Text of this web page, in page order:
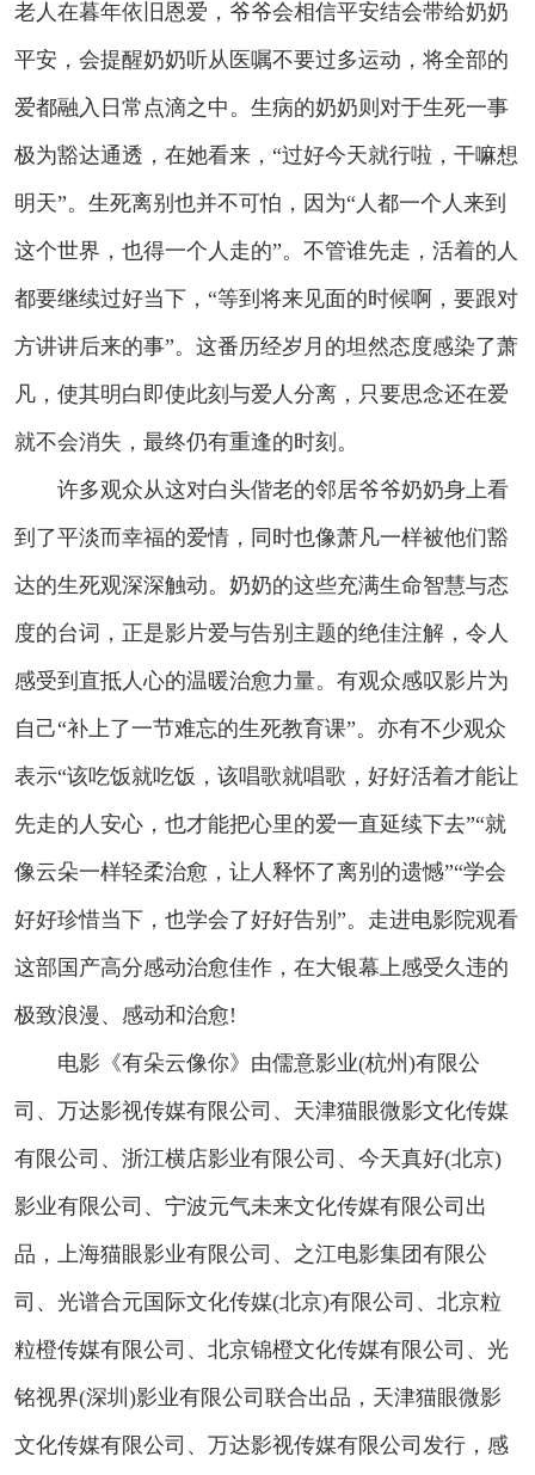
老人在暮年依旧恩爱，爷爷会相信平安结会带给奶奶
平安，会提醒奶奶听从医嘱不要过多运动，将全部的
爱都融入日常点滴之中。生病的奶奶则对于生死一事
极为豁达通透，在她看来，“过好今天就行啦，干嘛想
明天”。生死离别也并不可怕，因为“人都一个人来到
这个世界，也得一个人走的”。不管谁先走，活着的人
都要继续过好当下，“等到将来见面的时候啊，要跟对
方讲讲后来的事”。这番历经岁月的坦然态度感染了萧
凡，使其明白即使此刻与爱人分离，只要思念还在爱
就不会消失，最终仍有重逢的时刻。
许多观众从这对白头偕老的邻居爷爷奶奶身上看
到了平淡而幸福的爱情，同时也像萧凡一样被他们豁
达的生死观深深触动。奶奶的这些充满生命智慧与态
度的台词，正是影片爱与告别主题的绝佳注解，令人
感受到直抵人心的温暖治愈力量。有观众感叹影片为
自己“补上了一节难忘的生死教育课”。亦有不少观众
表示“该吃饭就吃饭，该唱歌就唱歌，好好活着才能让
先走的人安心，也才能把心里的爱一直延续下去”“就
像云朵一样轻柔治愈，让人释怀了离别的遗憾”“学会
好好珍惜当下，也学会了好好告别”。走进电影院观看
这部国产高分感动治愈佳作，在大银幕上感受久违的
极致浪漫、感动和治愈!
电影《有朵云像你》由儒意影业(杭州)有限公
司、万达影视传媒有限公司、天津猫眼微影文化传媒
有限公司、浙江横店影业有限公司、今天真好(北京)
影业有限公司、宁波元气未来文化传媒有限公司出
品，上海猫眼影业有限公司、之江电影集团有限公
司、光谱合元国际文化传媒(北京)有限公司、北京粒
粒橙传媒有限公司、北京锦橙文化传媒有限公司、光
铭视界(深圳)影业有限公司联合出品，天津猫眼微影
文化传媒有限公司、万达影视传媒有限公司发行，感